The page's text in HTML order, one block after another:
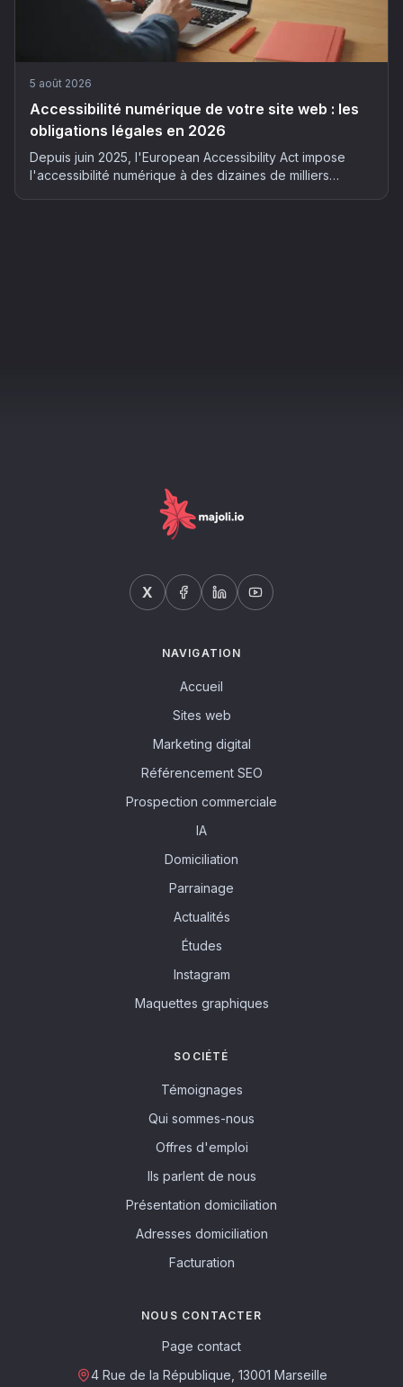
5 août 2026
Accessibilité numérique de votre site web : les
obligations légales en 2026
Depuis juin 2025, l'European Accessibility Act impose
l'accessibilité numérique à des dizaines de milliers
X
NAVIGATION
Accueil
Sites web
Marketing digital
Référencement SEO
Prospection commerciale
IA
Domiciliation
Parrainage
Actualités
Études
Instagram
Maquettes graphiques
SOCIÉTÉ
Témoignages
Qui sommes-nous
Offres d'emploi
Ils parlent de nous
Présentation domiciliation
Adresses domiciliation
Facturation
NOUS CONTACTER
Page contact
4 Rue de la République, 13001 Marseille